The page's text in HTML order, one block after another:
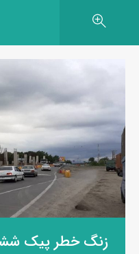
زنگ خطر پیک ششم